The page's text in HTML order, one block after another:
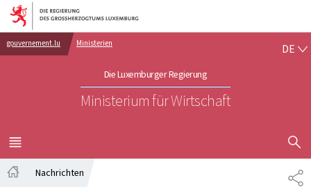
Zur Hauptnavigation
Zum Inhalt
gouvernement.lu Ministerien
Die Luxemburger Regierung
Ministerium für Wirtschaft
DE
MENÜ
HAUPT-
Nachrichten